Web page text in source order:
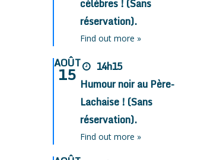
célèbres ! (Sans
réservation).
Find out more »
AOÛT
15
14h15
Humour noir au Père-
Lachaise ! (Sans
réservation).
Find out more »